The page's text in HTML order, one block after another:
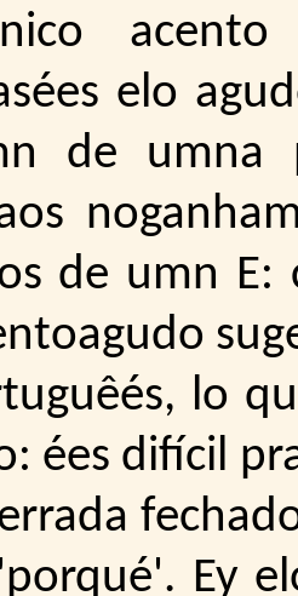
elo
de umna
de umn E:
lo
ées difícil
Ey